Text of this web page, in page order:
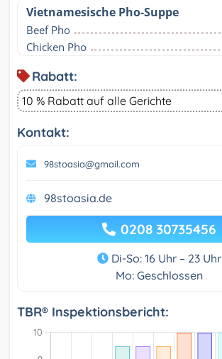
Vietnamesische Pho-Suppe
Beef Pho
Chicken Pho
Rabatt:
10 % Rabatt auf alle Gerichte
Kontakt:
98stoasia@gmail.com
98stoasia.de
0208 30735456
Di-So: 16 Uhr – 23 Uhr
Mo: Geschlossen
TBR® Inspektionsbericht: